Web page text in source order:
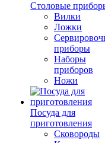
Столовые
Вилки
Ложки
приборы
Наборы
приборов
Ножи
Посуда для
приготовления
Сковороды